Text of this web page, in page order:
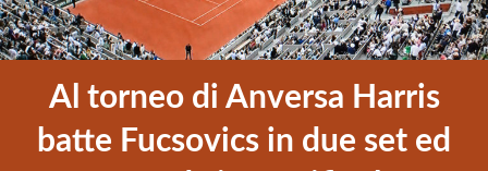
Al torneo di Anversa Harris
batte Fucsovics in due set ed